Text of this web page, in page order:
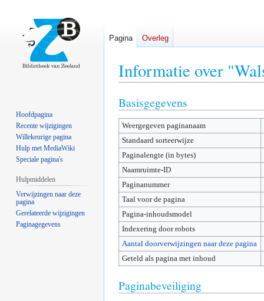
Informatie over
Naar
navigatie
springen
Naar
zoeken
springen
Basisgegevens
Weergegeven paginanaam
Standaard sorteerwijze
Paginalengte (in bytes)
Naamruimte-ID
Paginanummer
Taal voor de pagina
Pagina-inhoudsmodel
Indexering door robots
Aantal doorverwijzingen naar deze pagina
Geteld als pagina met inhoud
Paginabeveiliging
Pagina Overleg
Hoofdpagina
Recente wijzigingen
Willekeurige pagina
Hulp met MediaWiki
Speciale pagina's
Hulpmiddelen
Verwijzingen naar deze
pagina
Gerelateerde wijzigingen
Paginagegevens